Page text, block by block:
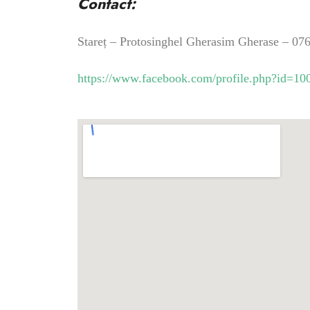
Stareț – Protosinghel Gherasim Gherase –
https://www.facebook.com/